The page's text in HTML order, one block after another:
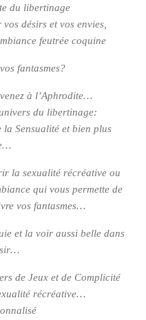
du libertinage
désirs et vos envies,
feutrée coquine
fantasmes?
à l’Aphrodite…
du libertinage:
la Sensualité et bien plus
la sexualité récréative ou
qui vous permette de
vos fantasmes…
et la voir aussi belle dans
de Jeux et de Complicité
récréative…